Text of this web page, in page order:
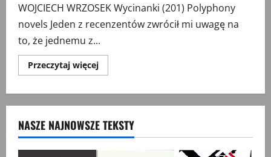
WOJCIECH WRZOSEK Wycinanki (201) Polyphony
novels Jeden z recenzentów zwrócił mi uwagę na
to, że jednemu z...
Przeczytaj więcejPrzeczytaj
więcej
Polyphony
NASZE NAJNOWSZE TEKSTY